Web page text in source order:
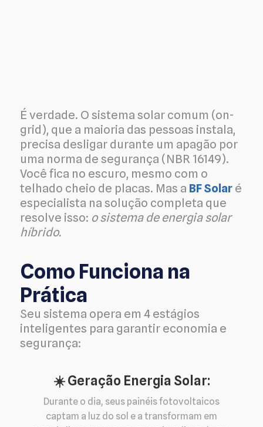
É verdade. O sistema solar comum (on-
grid), que a maioria das pessoas instala,
precisa desligar durante um apagão por
uma norma de segurança (NBR 16149).
Você fica no escuro, mesmo com o
telhado cheio de placas. Mas a BF Solar é
especialista na solução completa que
resolve isso: o sistema de energia solar
híbrido.
Como Funciona na
Prática
Seu sistema opera em 4 estágios
inteligentes para garantir economia e
segurança:
☀️ Geração Energia Solar:
Durante o dia, seus painéis fotovoltaicos
captam a luz do sol e a transformam em